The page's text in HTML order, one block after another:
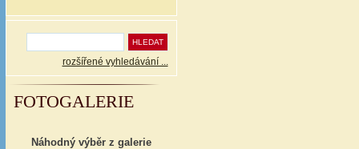
rozšířené vyhledávání ...
FOTOGALERIE
Náhodný výběr z galerie